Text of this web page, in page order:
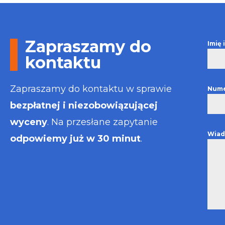
wystawiona
Zapraszamy do
kontaktu
Zapraszamy do kontaktu w sprawie
bezpłatnej i niezobowiązującej
wyceny. Na przesłane zapytanie
odpowiemy już w 30 minut.
Imię